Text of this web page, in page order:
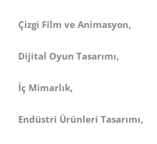
Çizgi Film ve Animasyon,
Dijital Oyun Tasarımı,
İç Mimarlık,
Endüstri Ürünleri Tasarımı,